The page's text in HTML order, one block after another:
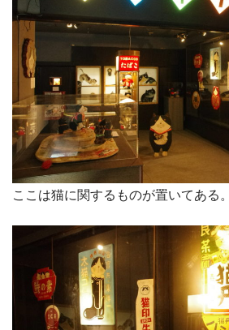
ここは猫に関するものが置いてある。